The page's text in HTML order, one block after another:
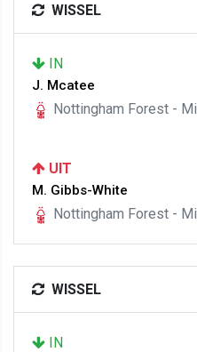
WISSEL
IN
J. Mcatee
Nottingham Forest -
UIT
M. Gibbs-White
Nottingham Forest -
WISSEL
IN